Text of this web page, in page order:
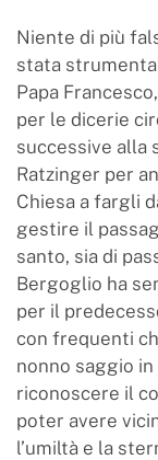
Niente di più
stata
Papa
per le dicerie
successive alla
Ratzinger per
Chiesa a fargli
gestire il
santo, sia di
Bergoglio ha
per il
con frequenti
nonno saggio in
riconoscere il
poter avere
l’umiltà e la